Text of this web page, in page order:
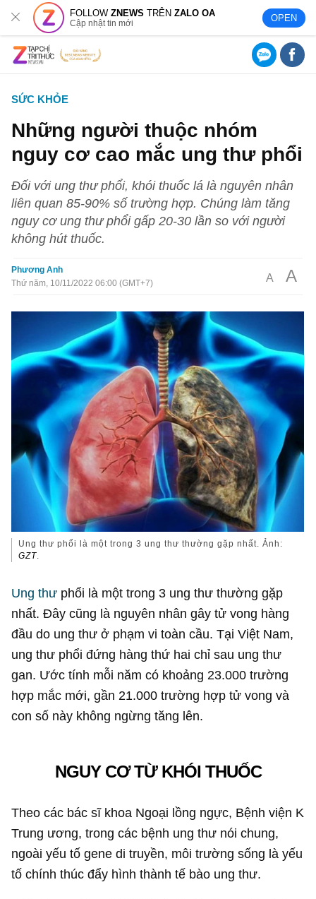
FOLLOWZNEWS TRÊNZALO OA
Cập nhật tin mới OPEN
SỨC KHỎE
Những người thuộc nhóm
nguy cơ cao mắc ung thư phổi
Đối với ung thư phổi, khói thuốc lá là nguyên nhân
liên quan 85-90% số trường hợp. Chúng làm tăng
nguy cơ ung thư phổi gấp 20-30 lần so với người
không hút thuốc.
Phương Anh
Thứ năm, 10/11/2022 06:00 (GMT+7)
A A
Ung thư phổi là một trong 3 ung thư thường gặp nhất. Ảnh:
GZT.
Ung thư phổi là một trong 3 ung thư thường gặp
nhất. Đây cũng là nguyên nhân gây tử vong hàng
đầu do ung thư ở phạm vi toàn cầu. Tại Việt Nam,
ung thư phổi đứng hàng thứ hai chỉ sau ung thư
gan. Ước tính mỗi năm có khoảng 23.000 trường
hợp mắc mới, gần 21.000 trường hợp tử vong và
con số này không ngừng tăng lên.
NGUY CƠ TỪ KHÓI THUỐC
Theo các bác sĩ khoa Ngoại lồng ngực, Bệnh viện K
Trung ương, trong các bệnh ung thư nói chung,
ngoài yếu tố gene di truyền, môi trường sống là yếu
tố chính thúc đẩy hình thành tế bào ung thư.